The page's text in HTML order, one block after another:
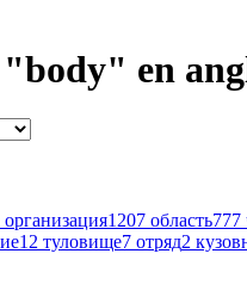
"body" en
организация1207 область777
12 туловище7 отряд2